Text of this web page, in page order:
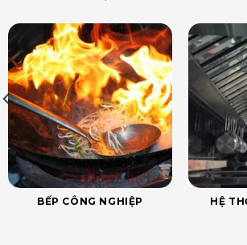
BẾP CÔNG NGHIỆP HỆ